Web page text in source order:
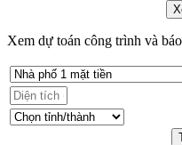
Xem dự toán công trình và